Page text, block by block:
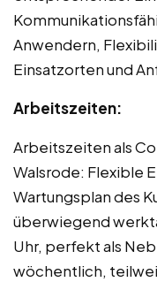
Anwendern,
Einsatzorten und
Arbeitszeiten:
Arbeitszeiten als
Walsrode: Flexible
Wartungsplan des
überwiegend
Uhr, perfekt als
wöchentlich,